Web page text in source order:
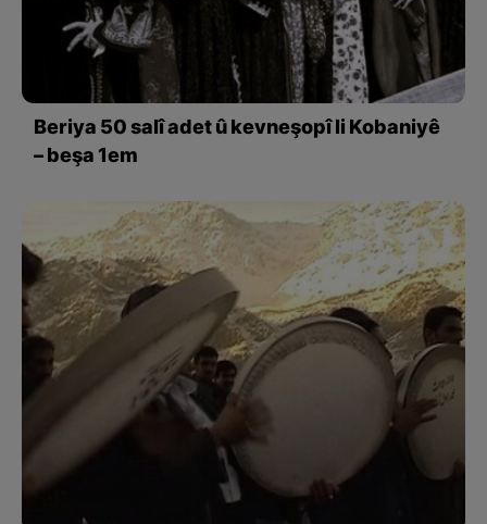
Beriya 50 salî adet û kevneşopî li Kobaniyê
– beşa 1em